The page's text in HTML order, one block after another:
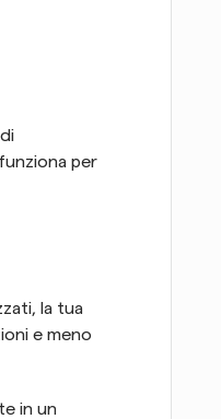
per
la tua
e meno
in un